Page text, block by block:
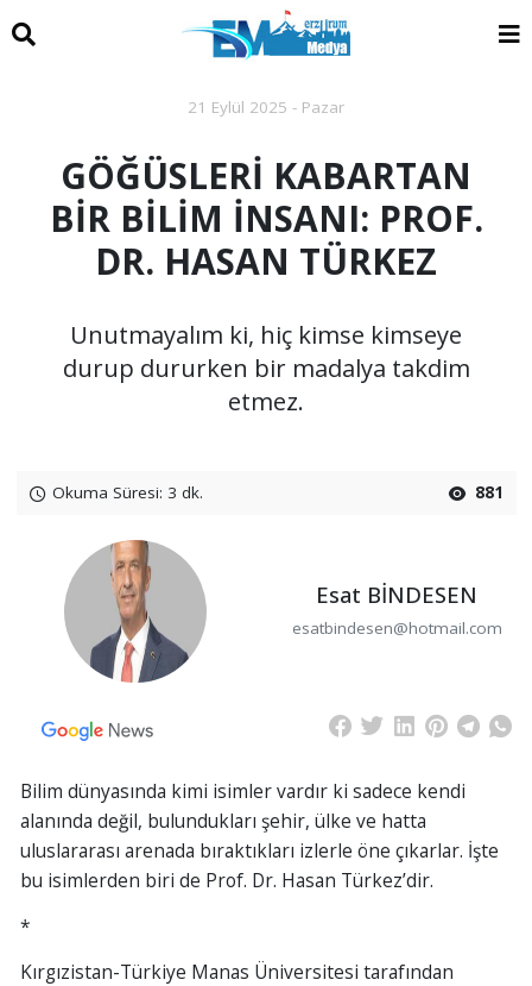
21 Eylül 2025 - Pazar
GÖĞÜSLERİ KABARTAN
BİR BİLİM İNSANI: PROF.
DR. HASAN TÜRKEZ
Unutmayalım ki, hiç kimse kimseye
durup dururken bir madalya takdim
etmez.
Okuma Süresi: 3 dk. 881
Esat BİNDESEN
esatbindesen@hotmail.com
Bilim dünyasında kimi isimler vardır ki sadece kendi
alanında değil, bulundukları şehir, ülke ve hatta
uluslararası arenada bıraktıkları izlerle öne çıkarlar. İşte
bu isimlerden biri de Prof. Dr. Hasan Türkez’dir.
*
Kırgızistan-Türkiye Manas Üniversitesi tarafından